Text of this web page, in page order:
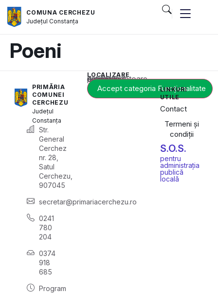
COMUNA CERCHEZU
JudețulConstanța
Poeni
PRIMĂRIA
COMUNEI
CERCHEZU
Județul
Constanța
Str.
General
Cerchez
nr. 28,
Satul
Cerchezu,
907045
secretar@primariacerchezu.ro
0241
780
204
0374
918
685
Program
LOCALIZARE
Acest conținut este blocat până când acceptați categoria corespunzătoare de cookie-uri.
Accept categoria Funcționalitate
LINKURI
UTILE
Contact
Termeni și
condiții
S.O.S.
pentru
administrația
publică
locală